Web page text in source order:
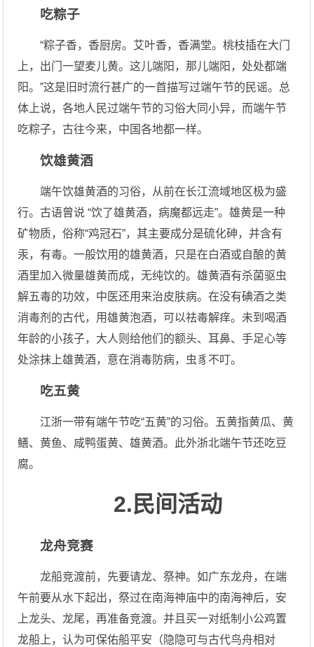
吃粽子
“粽子香，香厨房。艾叶香，香满堂。桃枝插在大门
上，出门一望麦儿黄。这儿端阳，那儿端阳，处处都端
阳。”这是旧时流行甚广的一首描写过端午节的民谣。总
体上说，各地人民过端午节的习俗大同小异，而端午节
吃粽子，古往今来，中国各地都一样。
饮雄黄酒
端午饮雄黄酒的习俗，从前在长江流域地区极为盛
行。古语曾说 “饮了雄黄酒，病魔都远走”。雄黄是一种
矿物质，俗称“鸡冠石”，其主要成分是硫化砷，并含有
汞，有毒。一般饮用的雄黄酒，只是在白酒或自酿的黄
酒里加入微量雄黄而成，无纯饮的。雄黄酒有杀菌驱虫
解五毒的功效，中医还用来治皮肤病。在没有碘酒之类
消毒剂的古代，用雄黄泡酒，可以祛毒解痒。未到喝酒
年龄的小孩子，大人则给他们的额头、耳鼻、手足心等
处涂抹上雄黄酒，意在消毒防病，虫豸不叮。
吃五黄
江浙一带有端午节吃“五黄”的习俗。五黄指黄瓜、黄
鳝、黄鱼、咸鸭蛋黄、雄黄酒。此外浙北端午节还吃豆
腐。
2.民间活动
龙舟竞赛
龙船竞渡前，先要请龙、祭神。如广东龙舟，在端
午前要从水下起出，祭过在南海神庙中的南海神后，安
上龙头、龙尾，再准备竞渡。并且买一对纸制小公鸡置
龙船上，认为可保佑船平安（隐隐可与古代鸟舟相对